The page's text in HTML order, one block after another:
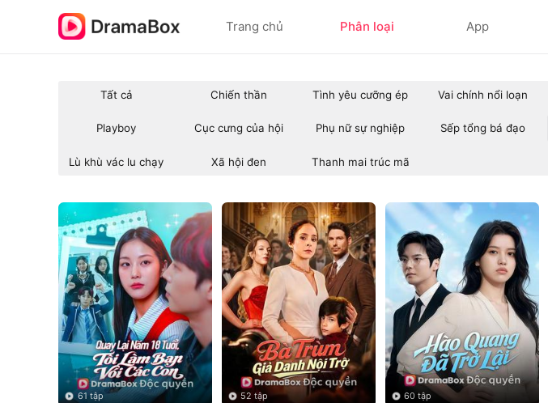
Trang chủ Phân loại App
Tất cả Chiến thần Tình yêu cưỡng ép Vai chính nổi loạn
Playboy Cục cưng của hội Phụ nữ sự nghiệp Sếp tổng bá đạo
Lù khù vác lu chạy Xã hội đen Thanh mai trúc mã
61 tập 52 tập 60 tập